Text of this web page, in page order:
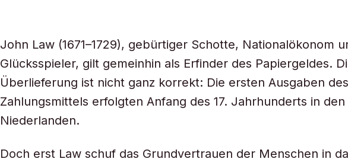
John Law (1671–1729), gebürtiger Schotte, Nationalökonom
Glücksspieler, gilt gemeinhin als Erfinder des Papiergeldes.
Überlieferung ist nicht ganz korrekt: Die ersten Ausgaben
Zahlungsmittels erfolgten Anfang des 17. Jahrhunderts in den
Niederlanden.
Doch erst Law schuf das Grundvertrauen der Menschen in